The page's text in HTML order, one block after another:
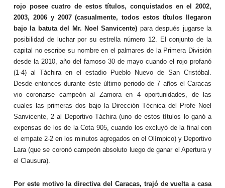
rojo posee cuatro de estos títulos, conquistados en el 2002,
2003, 2006 y 2007 (casualmente, todos estos títulos llegaron
bajo la batuta del Mr. Noel Sanvicente) para después jugarse la
posibilidad de luchar por su estrella número 12. El conjunto de la
capital no escribe su nombre en el palmares de la Primera División
desde la 2010, año del famoso 30 de mayo cuando el rojo profanó
(1-4) al Táchira en el estadio Pueblo Nuevo de San Cristóbal.
Desde entonces durante éste último periodo de 7 años el Caracas
vio coronarse campeón al Zamora en 4 oportunidades, de las
cuales las primeras dos bajo la Dirección Técnica del Profe Noel
Sanvicente, 2 al Deportivo Táchira (uno de estos títulos lo ganó a
expensas de los de la Cota 905, cuando los excluyó de la final con
el empate 2-2 en los minutos agregados en el Olímpico) y Deportivo
Lara (que se coronó campeón absoluto luego de ganar el Apertura y
el Clausura).
Por este motivo la directiva del Caracas, trajó de vuelta a casa